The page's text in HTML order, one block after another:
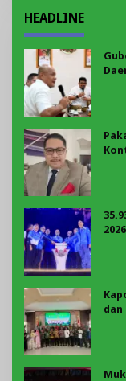
HEADLINE
dan